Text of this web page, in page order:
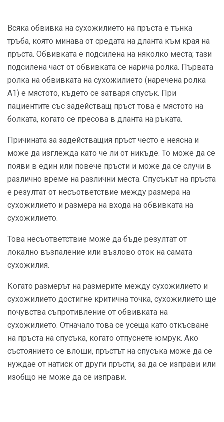
Всяка обвивка на сухожилието на пръста е тънка
тръба, която минава от средата на дланта към края на
пръста. Обвивката е подсилена на няколко места; тази
подсилена част от обвивката се нарича ролка. Първата
ролка на обвивката на сухожилието (наречена ролка
А1) е мястото, където се затваря спусък. При
пациентите със задействащ пръст това е мястото на
болката, когато се пресова в дланта на ръката.
Причината за задействащия пръст често е неясна и
може да изглежда като че ли от никъде. То може да се
появи в един или повече пръсти и може да се случи в
различно време на различни места. Спусъкът на пръста
е резултат от несъответствие между размера на
сухожилието и размера на входа на обвивката на
сухожилието.
Това несъответствие може да бъде резултат от
локално възпаление или възлово оток на самата
сухожилия.
Когато размерът на размерите между сухожилието и
сухожилието достигне критична точка, сухожилието ще
почувства съпротивление от обвивката на
сухожилието. Отначало това се усеща като откъсване
на пръста на спусъка, когато отпуснете юмрук. Ако
състоянието се влоши, пръстът на спусъка може да се
нуждае от натиск от други пръсти, за да се изправи или
изобщо не може да се изправи.